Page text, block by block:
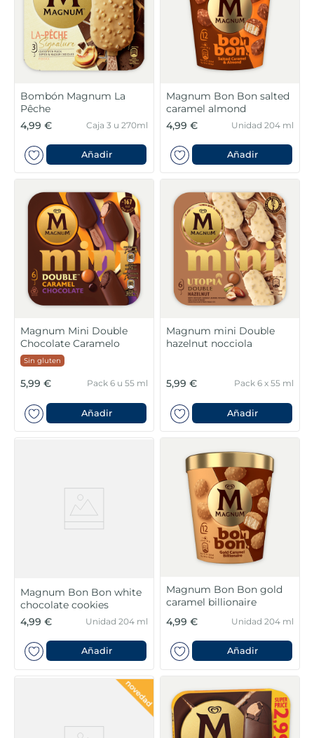
Bombón Magnum La
Pêche
4,99 €
Caja 3 u 270ml
Añadir
Magnum Bon Bon salted
caramel almond
4,99 €
Unidad 204 ml
Añadir
Magnum Mini Double
Chocolate Caramelo
Sin gluten
5,99 € Pack 6 u 55 ml
Añadir
Magnum mini Double
hazelnut nocciola
5,99 € Pack 6 x 55 ml
Añadir
Magnum Bon Bon white
chocolate cookies
4,99 €
Unidad 204 ml
Añadir
Magnum Bon Bon gold
caramel billionaire
4,99 €
Unidad 204 ml
Añadir